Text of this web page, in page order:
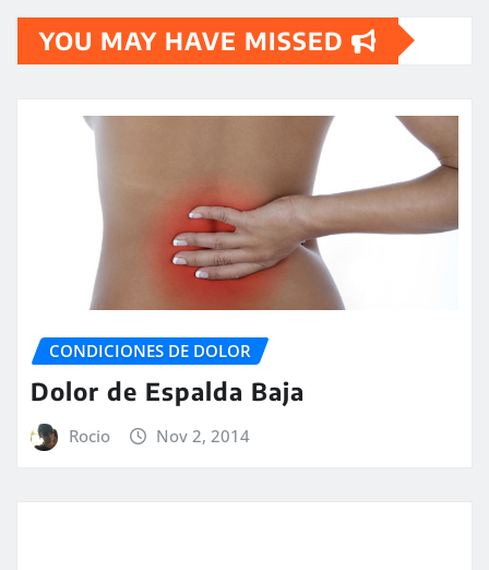
YOU MAY HAVE MISSED
CONDICIONES DE DOLOR
Dolor de Espalda Baja
Rocio Nov 2, 2014